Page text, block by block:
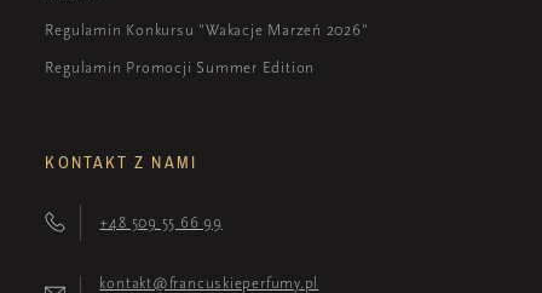
Regulamin Konkursu "Wakacje Marzeń 2026"
Regulamin Promocji Summer Edition
KONTAKT Z NAMI
+48 509 55 66 99
kontakt@francuskieperfumy.pl